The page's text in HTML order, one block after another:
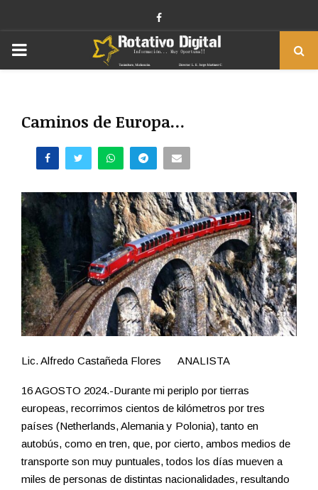
Facebook
PRIMARY
Caminos de Europa…
Lic. Alfredo Castañeda Flores ANALISTA
16 AGOSTO 2024.-Durante mi periplo por tierras
europeas, recorrimos cientos de kilómetros por tres
países (Netherlands, Alemania y Polonia), tanto en
autobús, como en tren, que, por cierto, ambos medios de
transporte son muy puntuales, todos los días mueven a
miles de personas de distintas nacionalidades, resultando